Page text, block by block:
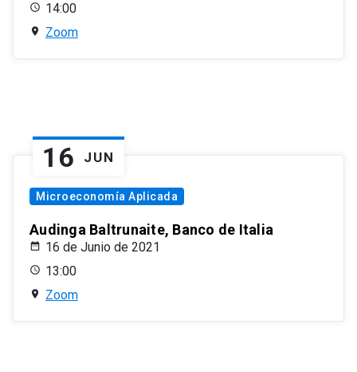
14:00
Zoom
16 JUN
Microeconomía Aplicada
Audinga Baltrunaite, Banco de Italia
16 de Junio de 2021
13:00
Zoom